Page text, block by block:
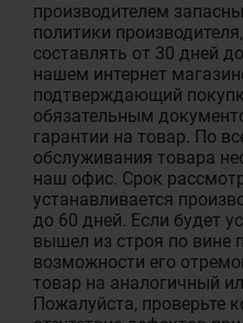
производителем
политики
составлять от 30 дней
нашем интернет
подтверждающий
обязательным
гарантии на товар. По
обслуживания товара
наш офис. Срок
устанавливается
до 60 дней. Если будет
вышел из строя по вине
возможности его
товар на аналогичный
Пожалуйста, проверьте